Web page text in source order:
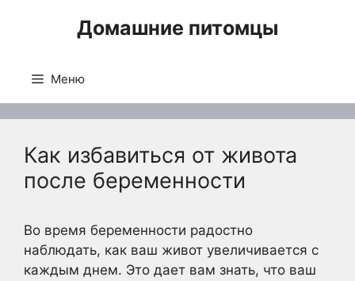
Домашние питомцы
Меню
Как избавиться от живота
после беременности
Во время беременности радостно
наблюдать, как ваш живот увеличивается с
каждым днем. Это дает вам знать, что ваш